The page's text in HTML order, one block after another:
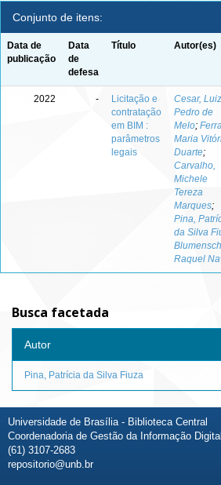
Conjunto de itens:
Data de
publicação
Data
de
defesa
Título Autor(es)
2022 -
Licitação e
contratação
em BIM :
parâmetros
legais
Cesar, Luiz
Pedro de
Melo;
Maria
Duarte;
Carvalho,
Michele
Tereza
Marques;
Pina,
da Silva
Raquel
Busca facetada
Autor
Pina, Patrícia da Silva Fiuza
Universidade de Brasília - Biblioteca Central
Coordenadoria de Gestão da Informação
(61) 3107-2683
repositorio@unb.br